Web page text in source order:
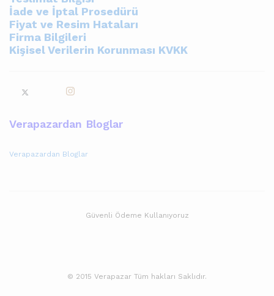
İade ve İptal Prosedürü
Fiyat ve Resim Hataları
Firma Bilgileri
Kişisel Verilerin Korunması KVKK
Verapazardan Bloglar
Verapazardan Bloglar
© 2015 Verapazar Tüm hakları Saklıdır.
Güvenli Ödeme Kullanıyoruz